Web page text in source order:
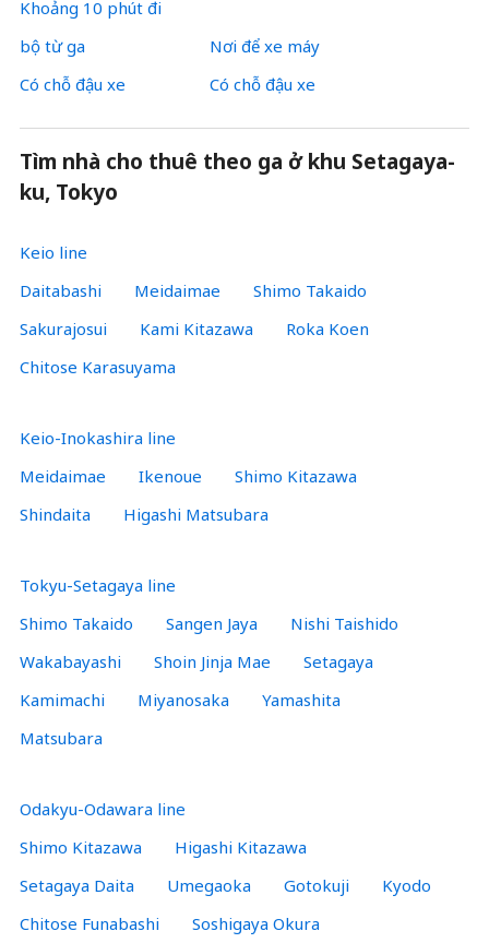
Khoảng 10 phút đi
bộ từ ga
Nơi để xe máy
Có chỗ đậu xe
Có chỗ đậu xe
Tìm nhà cho thuê theo ga ở khu Setagaya-
ku, Tokyo
Keio line
Daitabashi
Meidaimae
Shimo Takaido
Sakurajosui
Kami Kitazawa
Roka Koen
Chitose Karasuyama
Keio-Inokashira line
Meidaimae
Ikenoue
Shimo Kitazawa
Shindaita
Higashi Matsubara
Tokyu-Setagaya line
Shimo Takaido
Sangen Jaya
Nishi Taishido
Wakabayashi
Shoin Jinja Mae
Setagaya
Kamimachi
Miyanosaka
Yamashita
Matsubara
Odakyu-Odawara line
Shimo Kitazawa
Higashi Kitazawa
Setagaya Daita
Umegaoka Gotokuji
Kyodo
Chitose Funabashi
Soshigaya Okura